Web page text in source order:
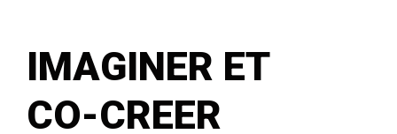
IMAGINER ET
CO-CREER